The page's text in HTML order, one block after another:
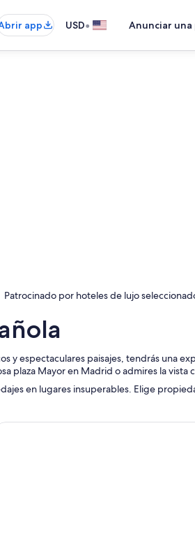
app USD• Anunciar
Patrocinado por hoteles de lujo
y espectaculares paisajes, tendrás una
plaza Mayor en Madrid o admires la
en lugares insuperables. Elige